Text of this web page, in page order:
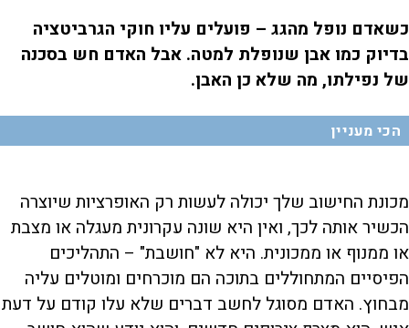
כשאדם נופל מהגג – פועלים עליו חוקי הגרביטציה
בדיוק כמו אבן שנופלת למטה. אבל האדם חש בסכנה
של נפילתו, מה שלא כן האבן.
הכי מעניין
מכונת החישוב שלך יכולה לעשות רק האופרציות שיוצרה
הכשיר אותה לכך, ואין היא שונה עקרונית מעגלה או מצבת
או ממנוף או ממכונית. היא לא "חושבת" – התהליכים
הפיסיים המתחוללים בתוכה הם מוכרחים ומוטלים עליה
מבחוץ. האדם מסוגל לחשב דברים שלא עלו קודם על דעת